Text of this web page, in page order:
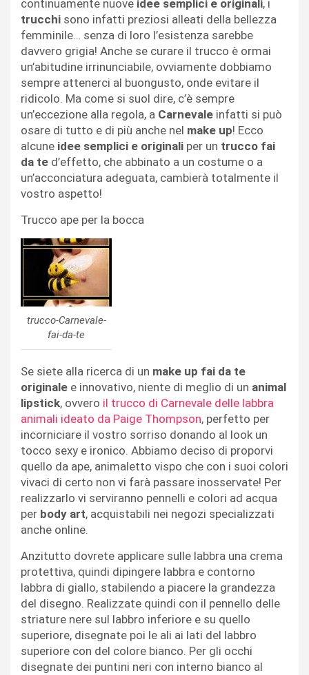
continuamente nuove idee semplici e originali, i
trucchi sono infatti preziosi alleati della bellezza
femminile… senza di loro l’esistenza sarebbe
davvero grigia! Anche se curare il trucco è ormai
un’abitudine irrinunciabile, ovviamente dobbiamo
sempre attenerci al buongusto, onde evitare il
ridicolo. Ma come si suol dire, c’è sempre
un’eccezione alla regola, a Carnevale infatti si può
osare di tutto e di più anche nel make up! Ecco
alcune idee semplici e originali per un trucco fai
da te d’effetto, che abbinato a un costume o a
un’acconciatura adeguata, cambierà totalmente il
vostro aspetto!
Trucco ape per la bocca
trucco-Carnevale-
fai-da-te
Se siete alla ricerca di un make up fai da te
originale e innovativo, niente di meglio di un animal
lipstick, ovvero il trucco di Carnevale delle labbra
animali ideato da Paige Thompson, perfetto per
incorniciare il vostro sorriso donando al look un
tocco sexy e ironico. Abbiamo deciso di proporvi
quello da ape, animaletto vispo che con i suoi colori
vivaci di certo non vi farà passare inosservate! Per
realizzarlo vi serviranno pennelli e colori ad acqua
per body art, acquistabili nei negozi specializzati
anche online.
Anzitutto dovrete applicare sulle labbra una crema
protettiva, quindi dipingere labbra e contorno
labbra di giallo, stabilendo a piacere la grandezza
del disegno. Realizzate quindi con il pennello delle
striature nere sul labbro inferiore e su quello
superiore, disegnate poi le ali ai lati del labbro
superiore con del colore bianco. Per gli occhi
disegnate dei puntini neri con interno bianco al